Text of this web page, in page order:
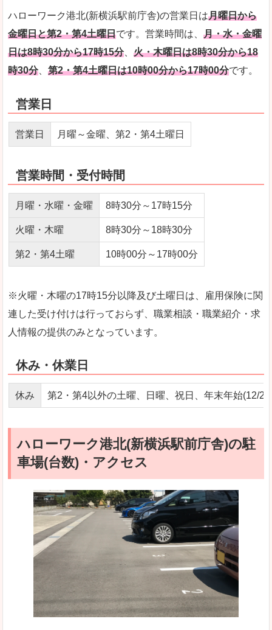
ハローワーク港北(新横浜駅前庁舎)の営業日は月曜日から
金曜日と第2・第4土曜日です。営業時間は、 月・水・金曜
日は8時30分から17時15分、 火・木曜日は8時30分から18
時30分、 第2・第4土曜日は10時00分から17時00分です。
営業日
営業日 月曜～金曜、第2・第4土曜日
営業時間・受付時間
月曜・水曜・金曜 8時30分～17時15分
火曜・木曜 8時30分～18時30分
第2・第4土曜 10時00分～17時00分
※火曜・木曜の17時15分以降及び土曜日は、雇用保険に関
連した受け付けは行っておらず、職業相談・職業紹介・求
人情報の提供のみとなっています。
休み・休業日
休み 第2・第4以外の土曜、日曜、祝日、年末年始(12/29
ハローワーク港北(新横浜駅前庁舎)の駐
車場(台数)・アクセス